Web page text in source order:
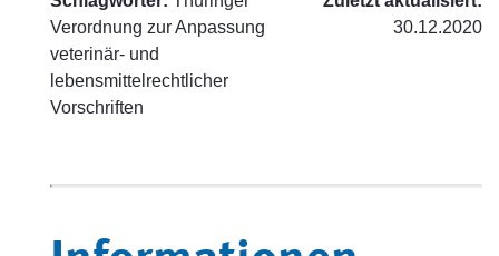
Verordnung zur Anpassung
veterinär- und
lebensmittelrechtlicher
Vorschriften
30.12.2020